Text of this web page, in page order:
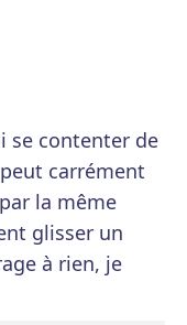
se contenter de
carrément
la même
glisser un
à rien, je